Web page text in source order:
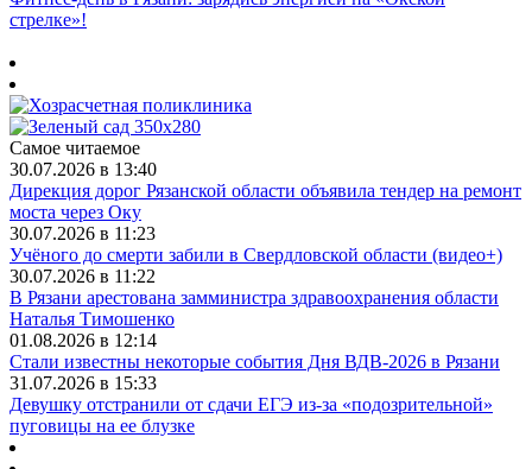
стрелке»!
Самое читаемое
30.07.2026 в 13:40
Дирекция дорог Рязанской области объявила тендер на ремонт
моста через Оку
30.07.2026 в 11:23
Учёного до смерти забили в Свердловской области (видео+)
30.07.2026 в 11:22
В Рязани арестована замминистра здравоохранения области
Наталья Тимошенко
01.08.2026 в 12:14
Стали известны некоторые события Дня ВДВ-2026 в Рязани
31.07.2026 в 15:33
Девушку отстранили от сдачи ЕГЭ из-за «подозрительной»
пуговицы на ее блузке